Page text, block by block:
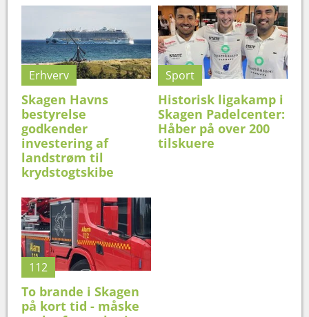
Erhverv
Skagen Havns
bestyrelse
godkender
investering af
landstrøm til
krydstogtskibe
Sport
Historisk ligakamp i
Skagen Padelcenter:
Håber på over 200
tilskuere
112
To brande i Skagen
på kort tid - måske